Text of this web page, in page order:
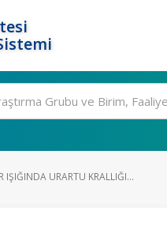
IŞIĞINDA URARTU KRALLIĞI...